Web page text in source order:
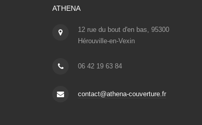
ATHENA
12 rue du bout d'en bas, 95300
Hérouville-en-Vexin
06 42 19 63 84
contact@athena-couverture.fr